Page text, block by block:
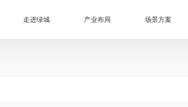
走进绿城 产业布局 场景方案